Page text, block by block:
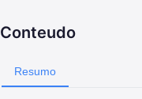
Conteudo
Resumo